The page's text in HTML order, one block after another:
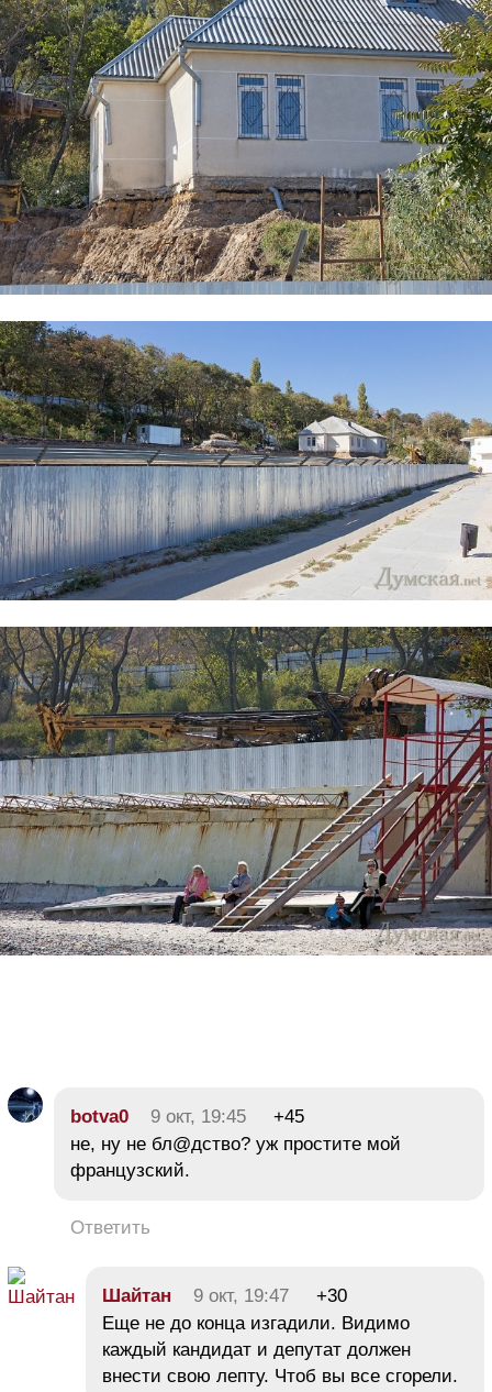
botva0 9 окт, 19:45
+45
не, ну не бл@дство? уж простите мой
французский.
Ответить
Шайтан 9 окт, 19:47
+30
Еще не до конца изгадили. Видимо
каждый кандидат и депутат должен
внести свою лепту. Чтоб вы все сгорели.